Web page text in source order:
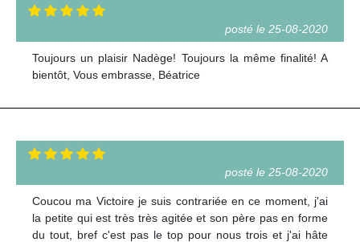
posté le 25-08-2020
Toujours un plaisir Nadège! Toujours la même finalité! A
bientôt, Vous embrasse, Béatrice
posté le 25-08-2020
Coucou ma Victoire je suis contrariée en ce moment, j'ai
la petite qui est très très agitée et son père pas en forme
du tout, bref c'est pas le top pour nous trois et j'ai hâte